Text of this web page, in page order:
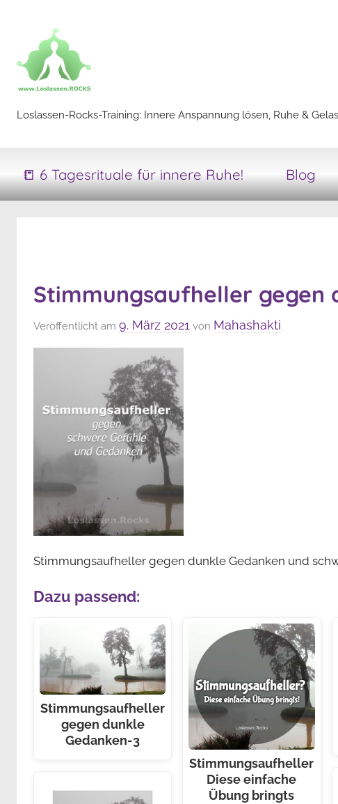
springen
Loslassen-
Rocks-
Loslassen-Rocks-Training: Innere Anspannung lösen, Ruhe &
📒 6 Tagesrituale für innere Ruhe! Blog
Stimmungsaufheller gegen
Veröffentlicht am 9. März 2021 von Mahashakti
Stimmungsaufheller gegen dunkle Gedanken und
Dazu passend:
Stimmungsaufheller
gegen dunkle
Gedanken-3
Stimmungsaufheller
Diese einfache
Übung bringts